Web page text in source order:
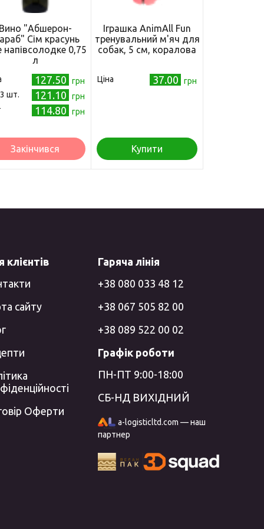
Вино "Абшерон-
Сім красунь
напівсолодке 0,75
л
127.50
грн
шт.
121.10
грн
114.80 грн
Закінчився
Іграшка AnimAll Fun
тренувальний м'яч для
собак, 5 см, коралова
Ціна 37.00 грн
Купити
клієнтів
сайту
Оферти
Гаряча лінія
+38 080 033 48 12
+38 067 505 82 00
+38 089 522 00 02
Графік роботи
ПН-ПТ 9:00-18:00
СБ-НД ВИХІДНИЙ
a-logisticltd.com — наш
партнер